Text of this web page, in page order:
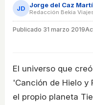
JD Jorge del Caz
Redacción Bekia
Publicado 31 marzo 2019
El universo que
'Canción de Hielo y
el propio planeta